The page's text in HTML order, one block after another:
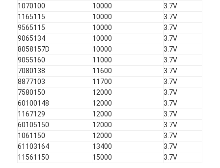
De Batterij van Li Mno2
De Batterij van Li Socl2
Primaire Lithiumbatterij
hybride autobatterij
1070100
10000
3.7V
1165115
10000
3.7V
9565115
10000
3.7V
9065134
10000
3.7V
8058157D
10000
3.7V
9055160
11000
3.7V
7080138
11600
3.7V
8877103
11700
3.7V
7580150
12000
3.7V
60100148
12000
3.7V
1167129
12000
3.7V
60105150
12000
3.7V
1061150
12000
3.7V
61103164
13400
3.7V
11561150
15000 3.7V